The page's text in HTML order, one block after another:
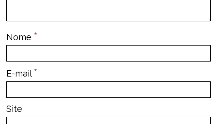
Nome *
E-mail *
Site